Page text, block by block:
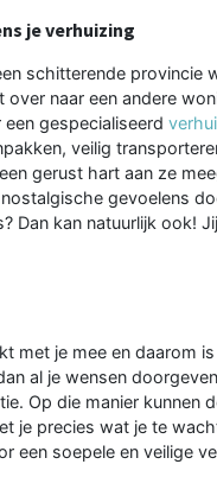
je verhuizing
schitterende provincie
over naar een andere
gespecialiseerd
veilig
gerust hart aan ze
gevoelens
Dan kan natuurlijk ook!
met je mee en daarom
al je wensen
Op die manier
je precies wat je te
een soepele en veilige